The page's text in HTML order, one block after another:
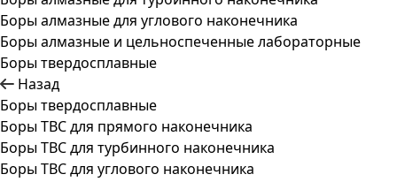
Боры алмазные для углового наконечника
Боры алмазные и цельноспеченные лабораторные
Боры твердосплавные
Назад
Боры твердосплавные
Боры ТВС для прямого наконечника
Боры ТВС для турбинного наконечника
Боры ТВС для углового наконечника